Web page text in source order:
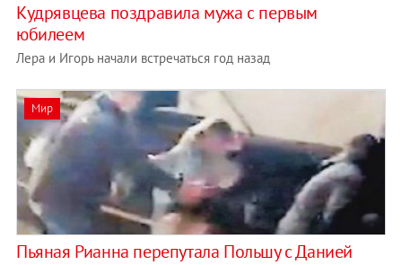
Кудрявцева поздравила мужа с первым
юбилеем
Лера и Игорь начали встречаться год назад
Мир
Пьяная Рианна перепутала Польшу с Данией